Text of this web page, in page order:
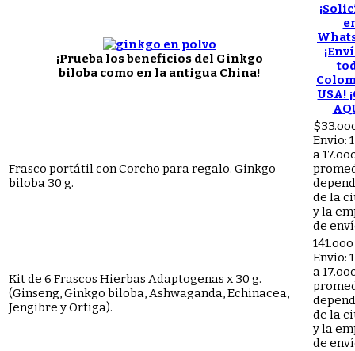
¡Prueba los beneficios del Ginkgo
biloba como en la antigua China!
USA!
Frasco portátil con Corcho para regalo. Ginkgo
biloba 30 g.
Envio:
a
de la
y la
de
Kit de 6 Frascos Hierbas Adaptogenas x 30 g.
(Ginseng, Ginkgo biloba, Ashwaganda, Echinacea,
Jengibre y Ortiga).
Envio:
a
de la
y la
de